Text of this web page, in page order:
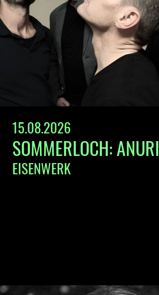
15.08.2026
SOMMERLOCH: ANURI
EISENWERK